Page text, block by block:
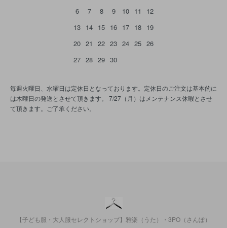
6
7 8 9 10 11
12
13 14 15 16 17 18 19
20 21 22 23 24 25 26
27 28 29 30
毎週火曜日、水曜日は定休日となっております。定休日のご注文は基本的に
は木曜日の発送とさせて頂きます。 7/27（月）はメンテナンス休暇とさせ
て頂きます。ご了承ください。
【子ども服・大人服セレクトショップ】雅楽（うた）・3PO（さんぽ）